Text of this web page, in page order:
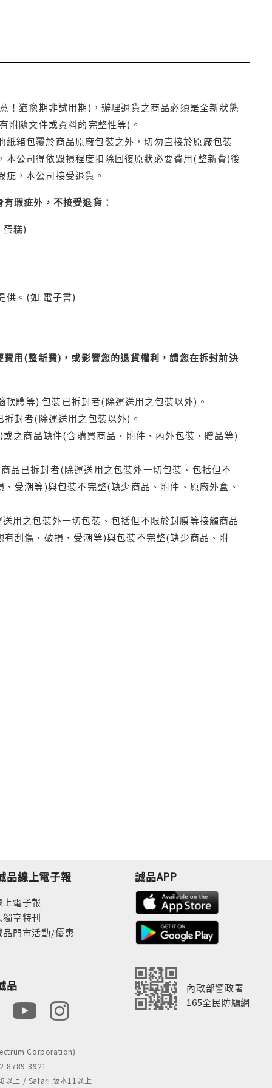
！猶豫期非試用期)，辦理退貨之商品必須是全新狀態
附隨文件或資料的完整性等)。
箱包覆於商品原廠包裝之外，切勿直接於原廠包裝
公司得依毀損程度扣除回復原狀必要費用(整新費)後
，本公司接受退貨。
瑕疵外，不接受退貨：
蛋糕)
供。(如:電子書)
用(整新費)，或影響您的退貨權利，請您在拆封前決
體等) 包裝已拆封者(除運送用之包裝以外)。
封者(除運送用之包裝以外)。
之商品缺件(含購買商品、附件、內外包裝、贈品等)
品已拆封者(除運送用之包裝外一切包裝、包括但不
受潮等)與包裝不完整(缺少商品、附件、原廠外盒、
用之包裝外一切包裝、包括但不限於封膜等接觸商品
刮傷、破損、受潮等)與包裝不完整(缺少商品、附
品線上電子報
電子報
享特刊
品門市活動/優惠
品
誠品APP
內政部警政署
165全民防騙網
Corporation)
8789-8921
以上 / Safari 版本11以上